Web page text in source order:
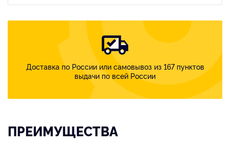
Доставка по России или самовывоз из 167 пунктов
выдачи по всей России
ПРЕИМУЩЕСТВА